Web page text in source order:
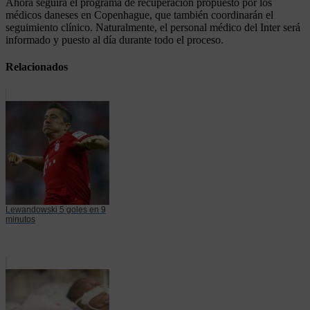
Ahora seguirá el programa de recuperación propuesto por los
médicos daneses en Copenhague, que también coordinarán el
seguimiento clínico. Naturalmente, el personal médico del Inter será
informado y puesto al día durante todo el proceso.
Relacionados
Lewandowski 5 goles en 9
minutos